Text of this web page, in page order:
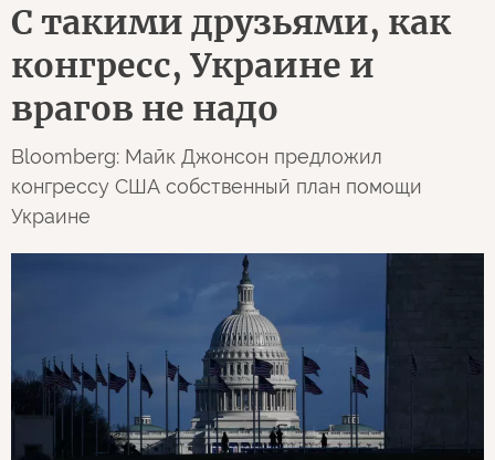
С такими друзьями, как
конгресс, Украине и
врагов не надо
Bloomberg: Майк Джонсон предложил
конгрессу США собственный план помощи
Украине